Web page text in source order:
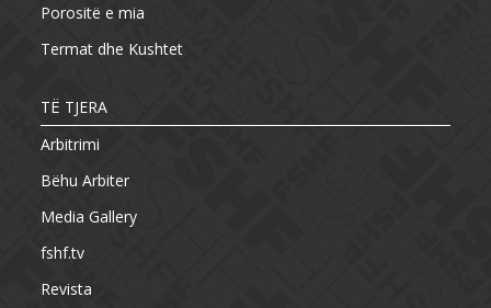
Porositë e mia
Termat dhe Kushtet
TË TJERA
Arbitrimi
Bëhu Arbiter
Media Gallery
fshf.tv
Revista